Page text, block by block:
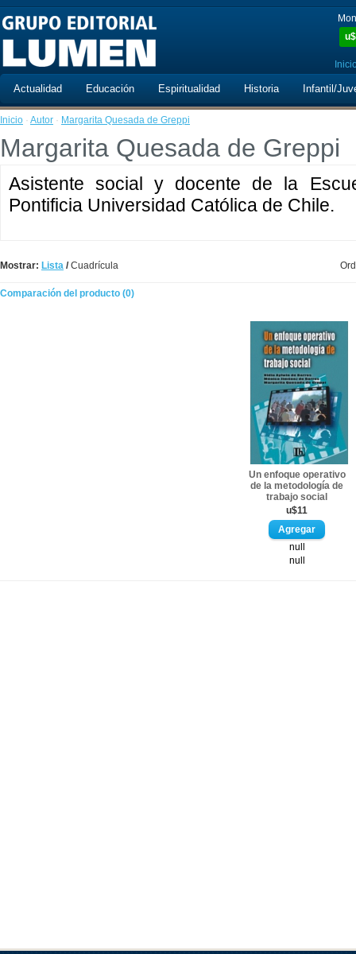
u$
Actualidad Educación Espiritualidad Historia Infantil/
Inicio · Autor · Margarita Quesada de Greppi
Margarita Quesada de Greppi
Asistente social y docente de la
Pontificia Universidad Católica de Chile.
Mostrar: Lista /Cuadrícula
Comparación del producto (0)
Un enfoque operativo
de la metodología de
trabajo social
u$11
null
null